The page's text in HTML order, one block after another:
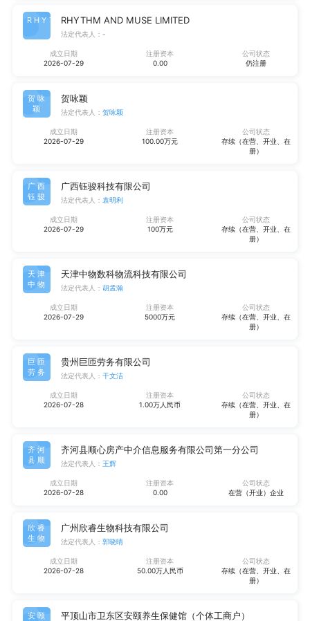
RHYT RHYTHM AND MUSE LIMITED
法定代表人： -
成立日期
2026-07-29
注册资本
0.00
公司状态
仍注册
贺咏
颖
贺咏颖
法定代表人： 贺咏颖
成立日期
2026-07-29
注册资本
100.00万元
公司状态
存续（在营、开业、在
册）
广西
钰骏
广西钰骏科技有限公司
法定代表人： 袁明利
成立日期
2026-07-29
注册资本
100万元
公司状态
存续（在营、开业、在
册）
天津
中物
天津中物数科物流科技有限公司
法定代表人： 胡孟瀚
成立日期
2026-07-29
注册资本
5000万元
公司状态
存续（在营、开业、在
册）
巨匝
劳务
贵州巨匝劳务有限公司
法定代表人： 干文洁
成立日期
2026-07-28
注册资本
1.00万人民币
公司状态
存续（在营、开业、在
册）
齐河
县顺
齐河县顺心房产中介信息服务有限公司第一分公司
法定代表人： 王辉
成立日期
2026-07-28
注册资本
0.00
公司状态
在营（开业）企业
欣睿
生物
广州欣睿生物科技有限公司
法定代表人： 郭晓晴
成立日期
2026-07-28
注册资本
50.00万人民币
公司状态
存续（在营、开业、在
册）
安颐 平顶山市卫东区安颐养生保健馆（个体工商户）